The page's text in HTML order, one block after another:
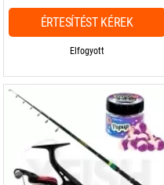
Elfogyott
ÉRTESÍTÉST KÉREK